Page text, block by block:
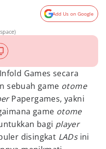
Add Us on Google
Games secara
sebuah game otome
Papergames, yakni
game otome
bagi player
disingkat LADs ini